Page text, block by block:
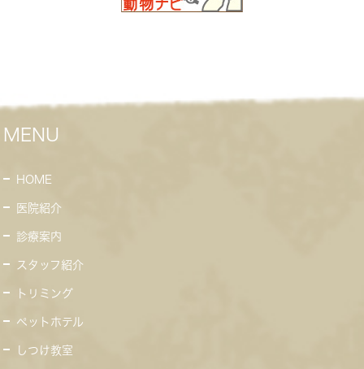
MENU
HOME
医院紹介
診療案内
スタッフ紹介
トリミング
ペットホテル
しつけ教室